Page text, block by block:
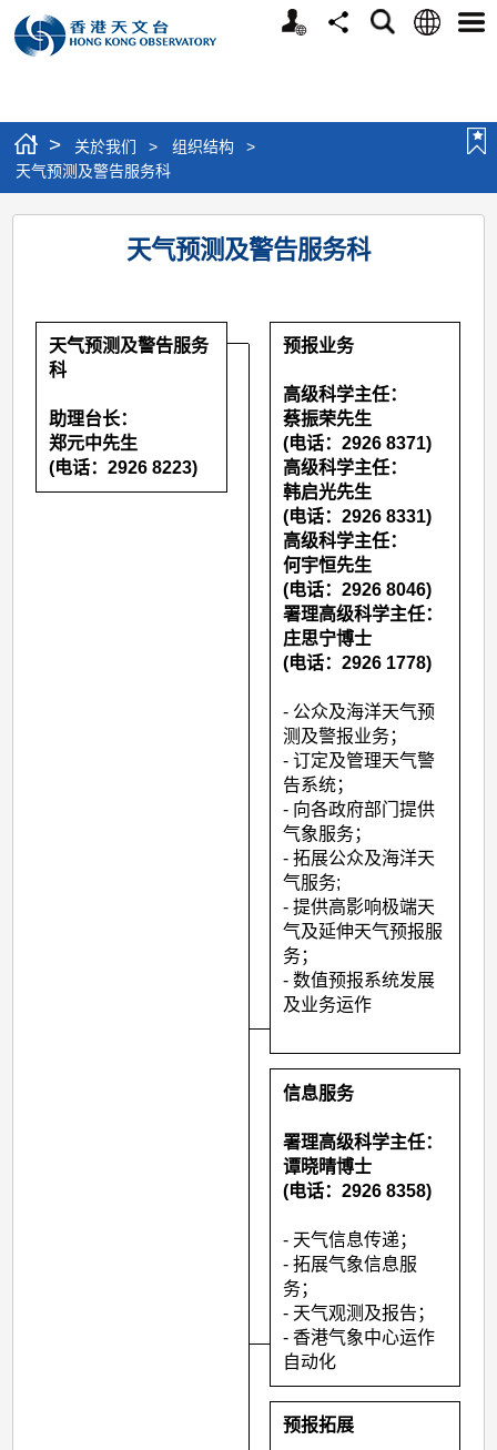
个
分
搜
语
选
> 关於我们 > 组织结构
>
天气预测及警告服务科
天
测
务
天气预测及警告服务科
天气预测及警告服务
科
助理台长：
郑元中先生
(电话：2926 8223)
预报业务
高级科学主任：
蔡振荣先生
(电话：2926 8371)
高级科学主任：
韩启光先生
(电话：2926 8331)
高级科学主任：
何宇恒先生
(电话：2926 8046)
署理高级科学主任：
庄思宁博士
(电话：2926 1778)
- 公众及海洋天气预
测及警报业务；
- 订定及管理天气警
告系统；
- 向各政府部门提供
气象服务；
- 拓展公众及海洋天
气服务;
- 提供高影响极端天
气及延伸天气预报服
务；
- 数值预报系统发展
及业务运作
信息服务
署理高级科学主任：
谭晓晴博士
(电话：2926 8358)
- 天气信息传递；
- 拓展气象信息服
务；
- 天气观测及报告；
- 香港气象中心运作
自动化
预报拓展